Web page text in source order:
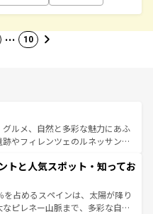
… 10
ルメ、自然と多彩な魅力にあふ
跡やフィレンツェのルネッサンス
田園風景やアマルフィ海岸の絶
ない。観光の合間には、本場の
イタリア料理を堪能することも
眠るまで、すべての瞬間を楽し
トと人気スポット・知ってお
占めるスペインは、太陽が降り
ピレネー山脈まで、多彩な自然